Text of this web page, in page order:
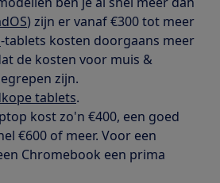
) zijn er vanaf €300 tot meer
-tablets kosten doorgaans meer
de kosten voor muis &
zijn.
tablets.
kost zo'n €400, een goed
€600 of meer. Voor een
Chromebook een prima